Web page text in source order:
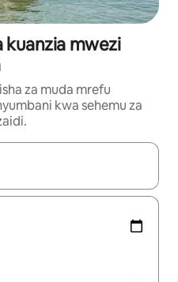
kuanzia mwezi
za muda mrefu
kwa sehemu za
vinjari kwa kutumia vitufe vya